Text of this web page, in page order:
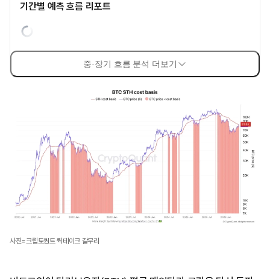
기간별 예측 흐름 리포트
중·장기 흐름 분석 더보기
사진=크립토퀀트 퀵테이크 갈무리